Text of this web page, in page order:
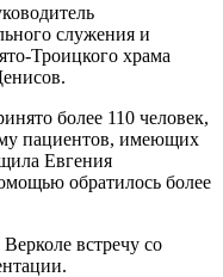
служения и
Троицкого храма
более 110 человек,
пациентов, имеющих
Евгения
обратилось более
встречу со